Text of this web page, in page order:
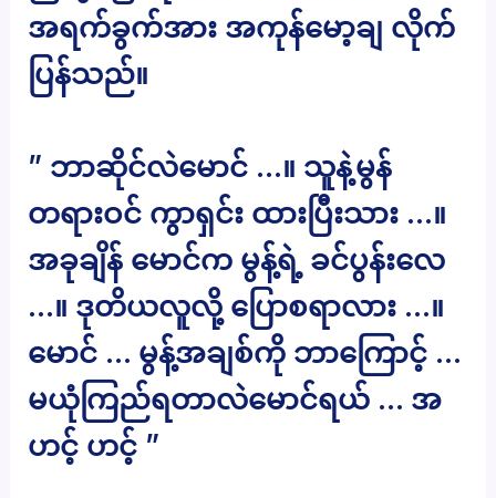
အရက်ခွက်အား အကုန်မော့ချ လိုက်
ပြန်သည်။
” ဘာဆိုင်လဲမောင် …။ သူနဲ့မွန်
တရားဝင် ကွာရှင်း ထားပြီးသား …။
အခုချိန် မောင်က မွန့်ရဲ့ ခင်ပွန်းလေ
…။ ဒုတိယလူလို့ ပြောစရာလား …။
မောင် … မွန့်အချစ်ကို ဘာကြောင့် …
မယုံကြည်ရတာလဲမောင်ရယ် … အ
ဟင့် ဟင့် ”